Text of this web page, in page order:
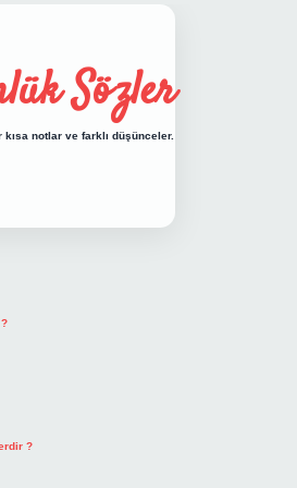
Sözler
kısa notlar ve farklı düşünceler.
?